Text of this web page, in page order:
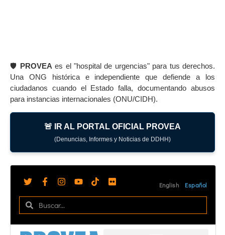
🛡️ PROVEA es el "hospital de urgencias" para tus derechos.
Una ONG histórica e independiente que defiende a los
ciudadanos cuando el Estado falla, documentando abusos
para instancias internacionales (ONU/CIDH).
🚨 IR AL PORTAL OFICIAL PROVEA
(Denuncias, Informes y Noticias de DDHH)